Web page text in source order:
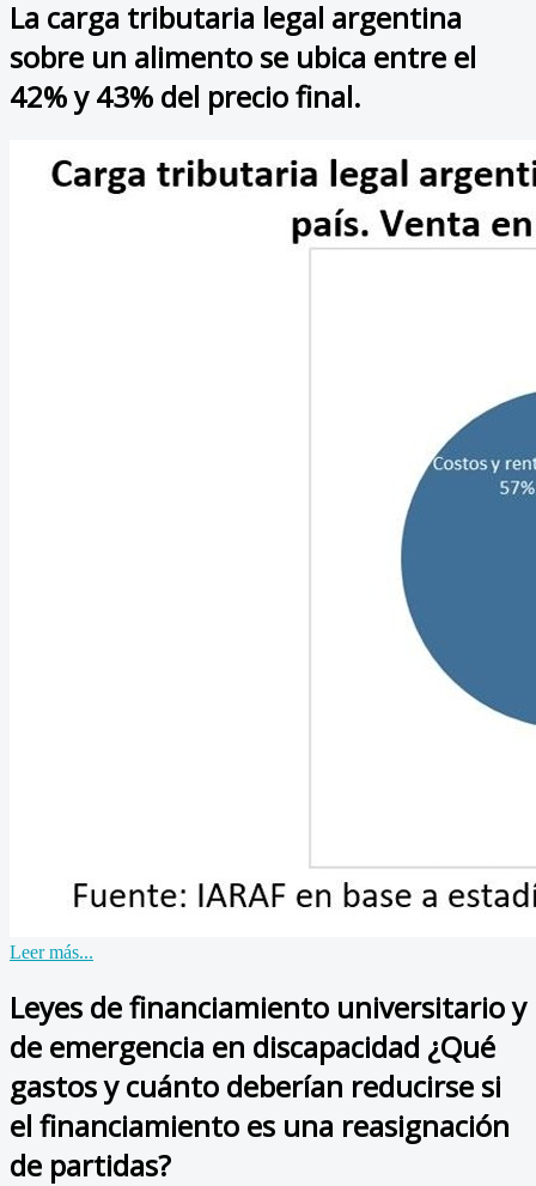
La carga tributaria legal argentina
sobre un alimento se ubica entre el
42% y 43% del precio final.
Leer más...
Leyes de financiamiento universitario y
de emergencia en discapacidad ¿Qué
gastos y cuánto deberían reducirse si
el financiamiento es una reasignación
de partidas?